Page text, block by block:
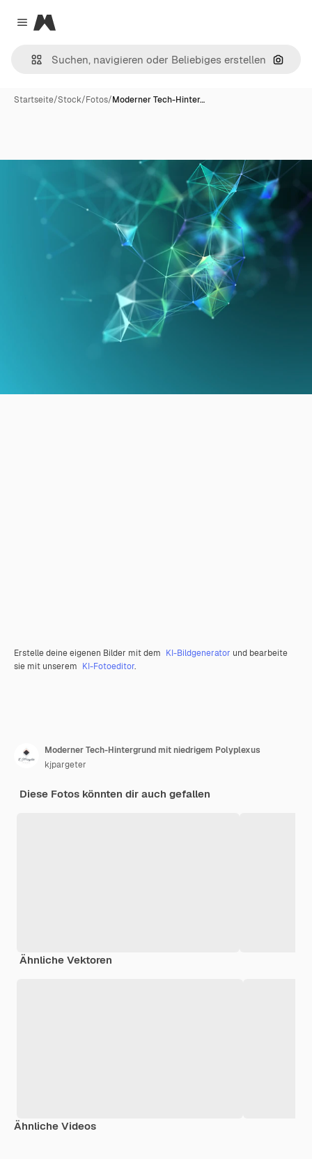
Close menu
Magnific
Nach
Startseite/Stock/Fotos/Moderner Tech-Hinter…
Erstelle deine eigenen Bilder mit dem KI-Bildgenerator und bearbeite
sie mit unserem KI-Fotoeditor.
Moderner Tech-Hintergrund mit niedrigem Polyplexus
kjpargeter
Diese Fotos könnten dir auch gefallen
Ähnliche Vektoren
Ähnliche Videos